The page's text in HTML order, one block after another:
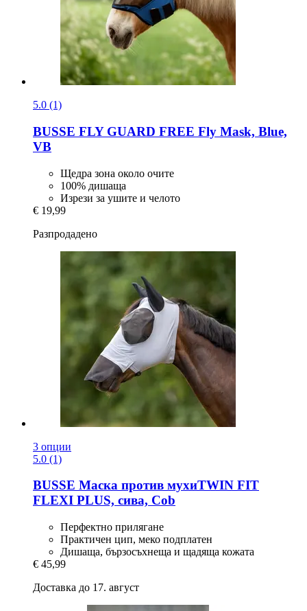
5.0 (1)
BUSSE FLY GUARD FREE Fly Mask, Blue,
VB
Щедра зона около очите
100% дишаща
Изрези за ушите и челото
€ 19,99
Разпродадено
3 опции
5.0 (1)
BUSSE Маска против мухиTWIN FIT
FLEXI PLUS, сива, Cob
Перфектно прилягане
Практичен цип, меко подплатен
Дишаща, бързосъхнеща и щадяща кожата
€ 45,99
Доставка до 17. август